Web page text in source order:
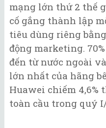
mạng lớn thứ 2 thế
cố gắng thành lập
tiêu dùng riêng
động marketing.
đến từ nước ngoài
lớn nhất của hãng
Huawei chiếm
toàn cầu trong quý I/